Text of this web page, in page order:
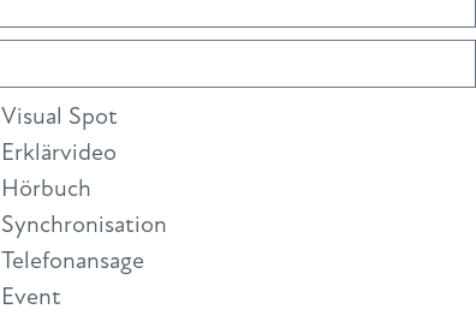
Visual Spot
Erklärvideo
Hörbuch
Synchronisation
Telefonansage
Event